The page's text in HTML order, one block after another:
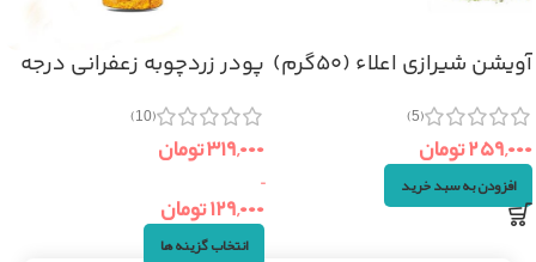
آویشن شیرازی اعلاء (۵۰گرم)
(5)
۲۵۹,۰۰۰تومان
افزودن به سبد خرید
پودر زردچوبه زعفرانی درجه
(10)
۳۱۹,۰۰۰تومان
–
۱۲۹,۰۰۰تومان
انتخاب گزینه ها